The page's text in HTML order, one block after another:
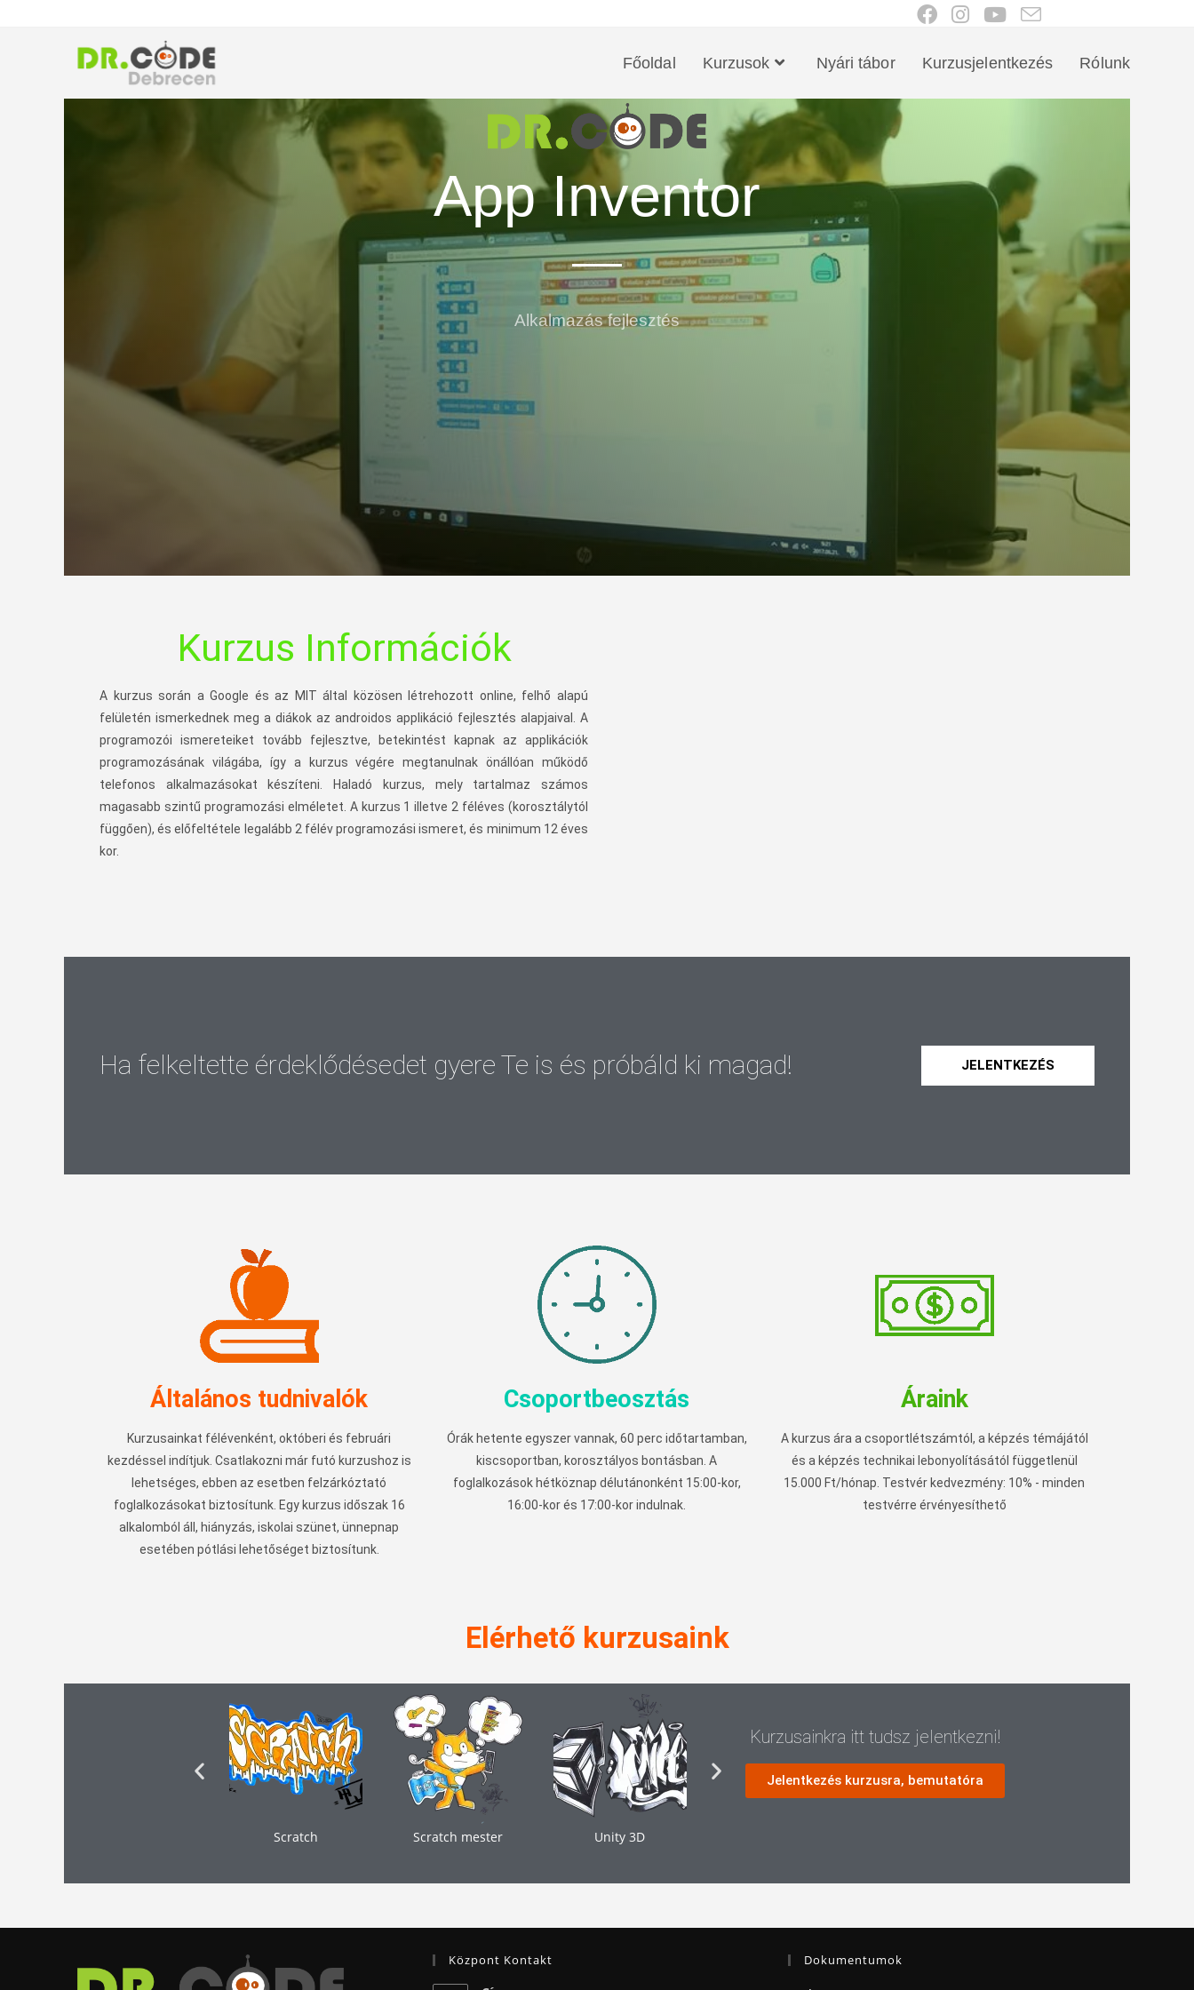
Főoldal Kurzusok Nyári tábor Kurzusjelentkezés Rólunk
App Inventor
Alkalmazás fejlesztés
Kurzus Információk
A kurzus során a Google és az MIT által közösen létrehozott online, felhő alapú
felületén ismerkednek meg a diákok az androidos applikáció fejlesztés alapjaival. A
programozói ismereteiket tovább fejlesztve, betekintést kapnak az applikációk
programozásának világába, így a kurzus végére megtanulnak önállóan működő
telefonos alkalmazásokat készíteni. Haladó kurzus, mely tartalmaz számos
magasabb szintű programozási elméletet. A kurzus 1 illetve 2 féléves (korosztálytól
függően), és előfeltétele legalább 2 félév programozási ismeret, és minimum 12 éves
kor.
Ha felkeltette érdeklődésedet gyere Te is és próbáld ki magad! JELENTKEZÉS
Általános tudnivalók
Kurzusainkat félévenként, októberi és februári
kezdéssel indítjuk. Csatlakozni már futó kurzushoz is
lehetséges, ebben az esetben felzárkóztató
foglalkozásokat biztosítunk. Egy kurzus időszak 16
alkalomból áll, hiányzás, iskolai szünet, ünnepnap
esetében pótlási lehetőséget biztosítunk.
Csoportbeosztás
Órák hetente egyszer vannak, 60 perc időtartamban,
kiscsoportban, korosztályos bontásban. A
foglalkozások hétköznap délutánonként 15:00-kor,
16:00-kor és 17:00-kor indulnak.
Áraink
A kurzus ára a csoportlétszámtól, a képzés témájától
és a képzés technikai lebonyolításától függetlenül
15.000 Ft/hónap . Testvér kedvezmény: 10% - minden
testvérre érvényesíthető
Elérhető kurzusaink
Scratch Scratch mester Unity 3D
Kurzusainkra itt tudsz jelentkezni!
Jelentkezés kurzusra, bemutatóra
Központ Kontakt Dokumentumok